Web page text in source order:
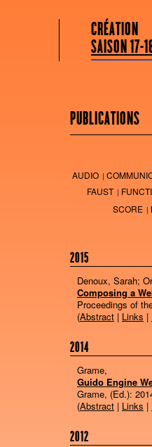
Grame
Menu principal
Aller au
Aller au
CRÉATION
SAISON 17-
PUBLICATIONS
AUDIO
FAUST
SCORE
2015
Denoux, Sarah;
Composing a
Proceedings of
(Abstract | Links |
2014
Grame,
Guido Engine
Grame, (Ed.):
(Abstract | Links |
2012